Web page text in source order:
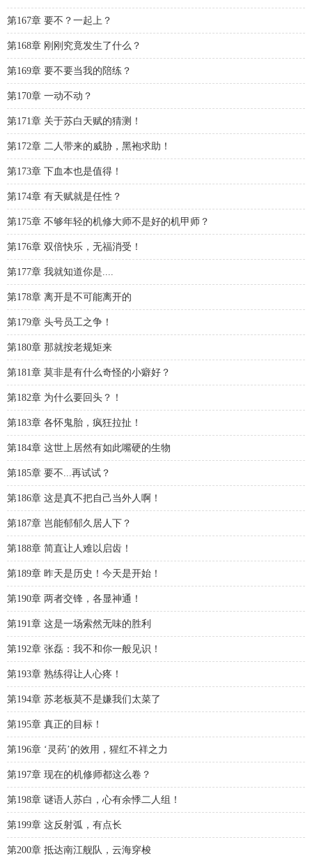
第167章 要不？一起上？
第168章 刚刚究竟发生了什么？
第169章 要不要当我的陪练？
第170章 一动不动？
第171章 关于苏白天赋的猜测！
第172章 二人带来的威胁，黑袍求助！
第173章 下血本也是值得！
第174章 有天赋就是任性？
第175章 不够年轻的机修大师不是好的机甲师？
第176章 双倍快乐，无福消受！
第177章 我就知道你是....
第178章 离开是不可能离开的
第179章 头号员工之争！
第180章 那就按老规矩来
第181章 莫非是有什么奇怪的小癖好？
第182章 为什么要回头？！
第183章 各怀鬼胎，疯狂拉扯！
第184章 这世上居然有如此嘴硬的生物
第185章 要不...再试试？
第186章 这是真不把自己当外人啊！
第187章 岂能郁郁久居人下？
第188章 简直让人难以启齿！
第189章 昨天是历史！今天是开始！
第190章 两者交锋，各显神通！
第191章 这是一场索然无味的胜利
第192章 张磊：我不和你一般见识！
第193章 熟练得让人心疼！
第194章 苏老板莫不是嫌我们太菜了
第195章 真正的目标！
第196章 ‘灵药’的效用，猩红不祥之力
第197章 现在的机修师都这么卷？
第198章 谜语人苏白，心有余悸二人组！
第199章 这反射弧，有点长
第200章 抵达南江舰队，云海穿梭